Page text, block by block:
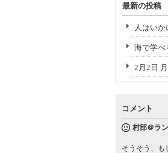
最新の投稿
人はい
海で学べ
2月2日
コメント
村部＠ラ
そうそう、も